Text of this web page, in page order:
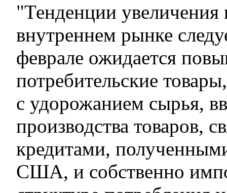
"Тенденции увеличения
внутреннем рынке
феврале ожидается
потребительские
с удорожанием сырья,
производства товаров,
кредитами,
США, и собственно